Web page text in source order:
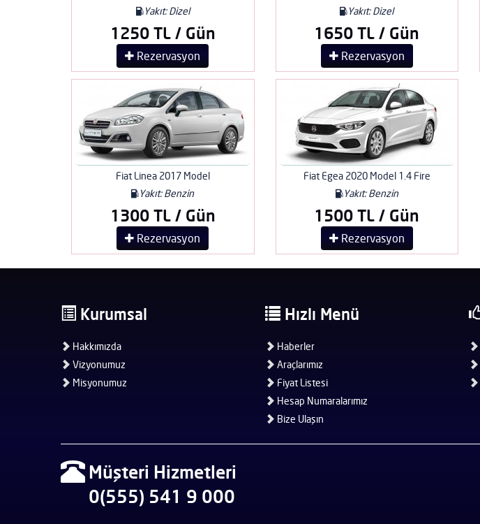
Yakıt: Dizel
1250 TL / Gün
Rezervasyon
Yakıt: Dizel
1650 TL / Gün
Rezervasyon
Fiat Linea 2017 Model
Yakıt: Benzin
1300 TL / Gün
Rezervasyon
Fiat Egea 2020 Model 1.4 Fire
Yakıt: Benzin
1500 TL / Gün
Rezervasyon
Kurumsal
Hakkımızda
Vizyonumuz
Misyonumuz
Hızlı Menü
Haberler
Araçlarımız
Fiyat Listesi
Hesap Numaralarımız
Bize Ulaşın
Müşteri Hizmetleri
0(555) 541 9 000